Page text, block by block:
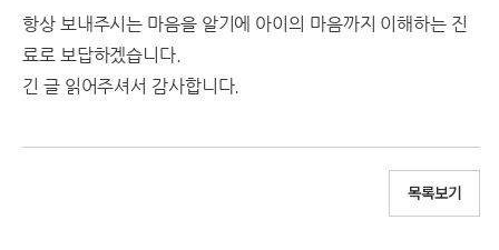
항상 보내주시는 마음을 알기에 아이의 마음까지 이해하는 진
료로 보답하겠습니다.
긴 글 읽어주셔서 감사합니다.
목록보기